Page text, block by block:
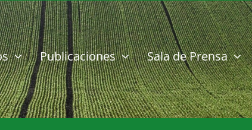
Publicaciones Sala de Prensa